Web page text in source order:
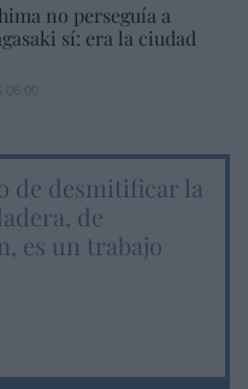
no perseguía a
sí: era la ciudad
de desmitificar la
de
es un trabajo